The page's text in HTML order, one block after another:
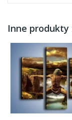
Inne